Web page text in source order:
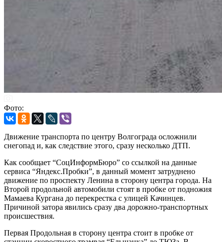
Фото:
Движение транспорта по центру Волгограда осложнили
снегопад и, как следствие этого, сразу несколько ДТП.
Как сообщает “СоцИнформБюро” со ссылкой на данные
сервиса “Яндекс.Пробки”, в данный момент затруднено
движение по проспекту Ленина в сторону центра города. На
Второй продольной автомобили стоят в пробке от подножия
Мамаева Кургана до перекрестка с улицей Качинцев.
Причиной затора явились сразу два дорожно-транспортных
происшествия.
Первая Продольная в сторону центра стоит в пробке от